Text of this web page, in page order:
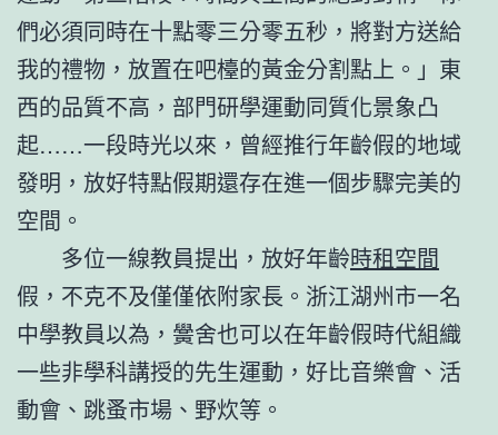
們必須同時在十點零三分零五秒，將對方送給
我的禮物，放置在吧檯的黃金分割點上。」東
西的品質不高，部門研學運動同質化景象凸
起……一段時光以來，曾經推行年齡假的地域
發明，放好特點假期還存在進一個步驟完美的
空間。
多位一線教員提出，放好年齡時租空間
假，不克不及僅僅依附家長。浙江湖州市一名
中學教員以為，黌舍也可以在年齡假時代組織
一些非學科講授的先生運動，好比音樂會、活
動會、跳蚤市場、野炊等。